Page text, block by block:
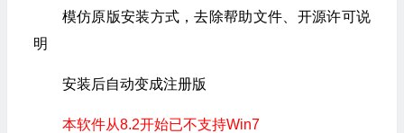
模仿原版安装方式，去除帮助文件、开源许可说
明
安装后自动变成注册版
本软件从8.2开始已不支持Win7